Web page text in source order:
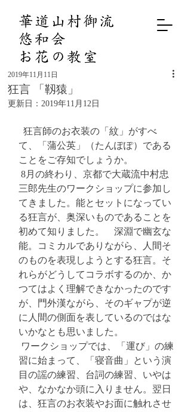
狂言 「靱猿」
2019年11月11日
更新日： 2019年11月12日
て、「蒲公英」（たんぽぽ）である
ことをご存知でしょうか。
三郎先生のワークショップに参加し
てきました。能とセットになってい
る狂言が、奥深いものであることを
初めて知りました。　深淵で幽玄な
能。コミカルでありながら、人間そ
のものを表現しようとする狂言。そ
れらがどうしてコラボするのか、か
つてはよく理解できなかったのです
が、門外漢ながら、そのギャプが逆
に人間の側面を表しているのではな
いかなとも思いました。
習に始まって、「寝音曲」という演
目の謡の練習、台詞の練習、いやは
や、なかなか頭に入りません。翌日
は、狂言のお衣装やお面に触れさせ